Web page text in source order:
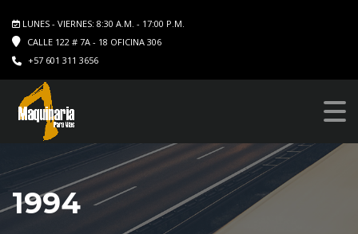
LUNES - VIERNES: 8:30 A.M. - 17:00 P.M.
CALLE 122 # 7A - 18 OFICINA 306
+57 601 311 3656
1994